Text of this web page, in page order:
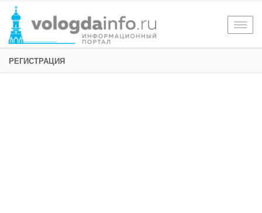
РЕГИСТРАЦИЯ